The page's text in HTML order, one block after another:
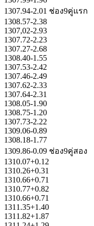
1307.94-2.01 ช่อง9คู่แรก
1308.57-2.38
1307,02-2.93
1307.72-2.23
1307.27-2.68
1308.40-1.55
1307.53-2.42
1307.46-2.49
1307.62-2.33
1307.64-2.31
1308.05-1.90
1308.75-1.20
1307.73-2.22
1309.06-0.89
1308.18-1.77
1309.86-0.09 ช่อง9คู่สอง
1310.07+0.12
1310.26+0.31
1310.66+0.71
1310.77+0.82
1310.66+0.71
1311.35+1.40
1311.82+1.87